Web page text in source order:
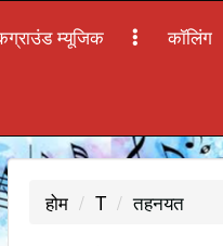
म्यूजिक कॉलिंग
होम T तहनयत